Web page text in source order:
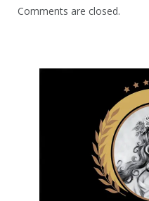
Comments are closed.